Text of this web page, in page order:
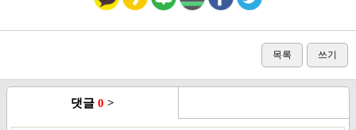
목록 쓰기
댓글 0 >